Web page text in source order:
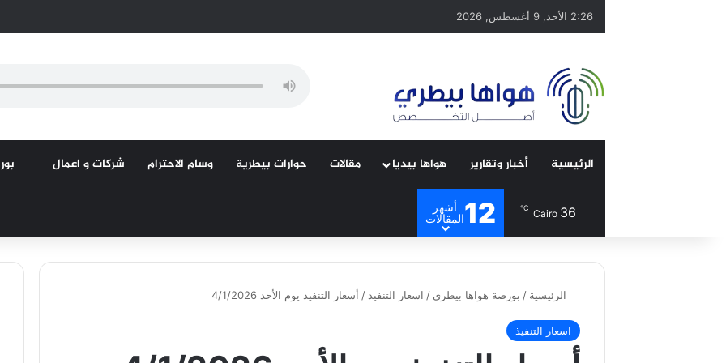
2:26 الأحد, 9 أغسطس, 2026
الرئيسية أخبار وتقارير هواها بيديا مقالات حوارات بيطرية وسام الاحترام شركات و اعمال
Cairo 36
℃
12
أشهر
المقالات
الرئيسية / بورصة هواها بيطري / اسعار التنفيذ / أسعار التنفيذ يوم الأحد 4/1/2026
اسعار التنفيذ